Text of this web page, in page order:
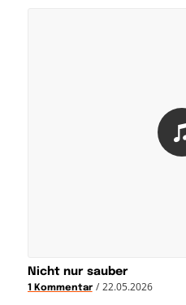
Nicht nur sauber
1 Kommentar / 22.05.2026